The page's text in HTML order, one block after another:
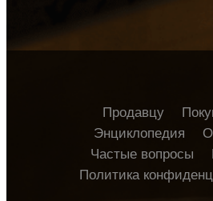
Продавцу
Энциклопедия
Частые вопросы
Политика